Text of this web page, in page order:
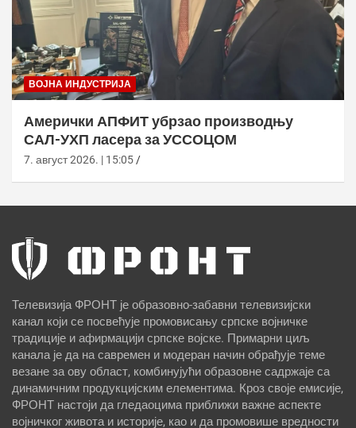
ВОЈНА ИНДУСТРИЈА
Амерички АПФИТ убрзао производњу
САЛ-УХП ласера за УССОЦОМ
7. август 2026. | 15:05
Телевизија ФРОНТ је образовно-забавни телевизијски
канал који се посвећује промовисању српске војничке
традиције и афирмацији српске војске. Примарни циљ
канала је да на савремен и модеран начин обрађује теме
везане за ову област, комбинујући образовне садржаје са
динамичним продукцијским елементима. Кроз своје емисије,
ФРОНТ настоји да гледаоцима приближи важне аспекте
војничког живота и историје, као и да промовише вредности